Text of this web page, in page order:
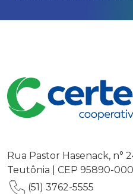
Rua Pastor Hasenack, n°
Teutônia | CEP 95890-000
(51) 3762-5555